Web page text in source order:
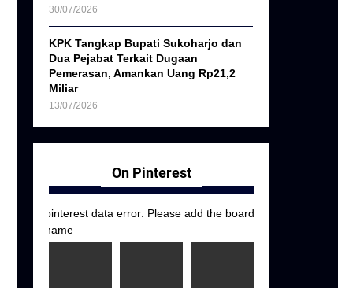
30/07/2026
KPK Tangkap Bupati Sukoharjo dan
Dua Pejabat Terkait Dugaan
Pemerasan, Amankan Uang Rp21,2
Miliar
13/07/2026
On Pinterest
pinterest data error: Please add the board
name